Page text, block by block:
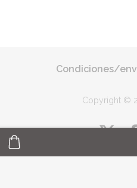
Condiciones/
Copyright ©